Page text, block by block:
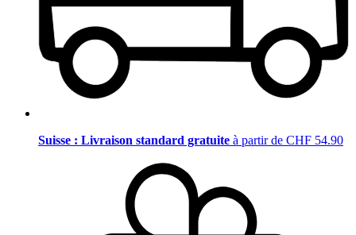
Suisse : Livraison standard gratuite à partir de CHF 54.90